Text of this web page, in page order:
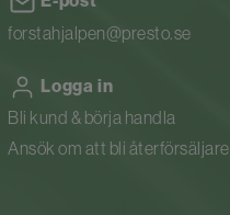
forstahjalpen@presto.se
Logga in
Bli kund & börja handla
Ansök om att bli återförsäljare